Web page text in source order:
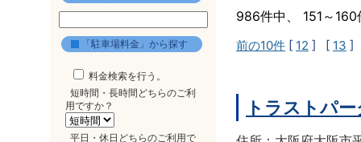
「駐車場料金」から探す
料金検索を行う。
短時間・長時間どちらのご利
用ですか？
平日・休日どちらのご利用で
986件中、 151～
前の10件 [ 12 ] [ 13 ]
トラストパ